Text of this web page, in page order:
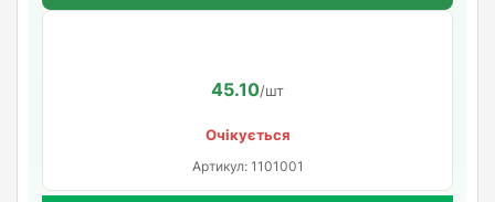
45.10/шт
Очікується
Артикул: 1101001